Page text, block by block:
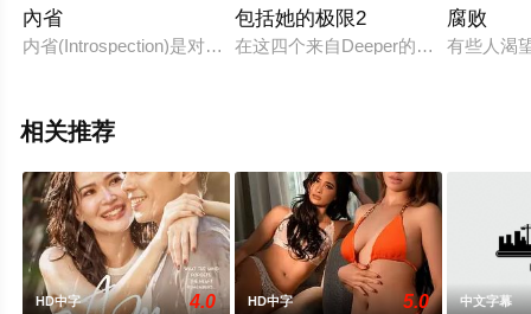
內省
内省(Introspection)是对自己有意识的想法和感觉的检查。 在心
包括她的极限2
在这四个来自Deeper的色情故事中
腐败
有些人渴
相关推荐
HD中字 4.0 HD中字 5.0 中文字幕